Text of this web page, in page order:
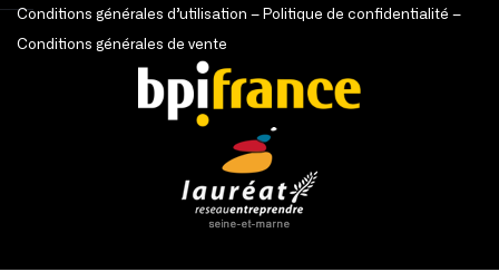
Conditions générales d’utilisation – Politique de confidentialité –
Conditions générales de vente